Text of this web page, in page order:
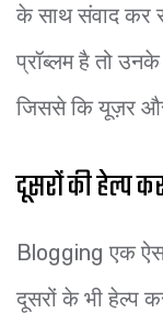
के साथ संवाद कर
प्रॉब्लम है तो
जिससे कि यूज़र
दूसरों की हेल्प
Blogging एक
दूसरों के भी हेल्प